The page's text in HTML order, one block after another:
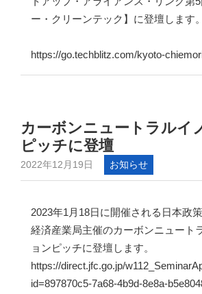
ー・クリーンテック】に登壇します。
https://go.techblitz.com/kyoto-
カーボンニュートラルイ
ピッチに登壇
2022年12月19日 お知らせ
2023年1月18日に開催される日本政
経済産業局主催のカーボンニュート
ョンピッチに登壇します。
https://direct.jfc.go.jp/
id=897870c5-7a68-4b9d-8e8a-